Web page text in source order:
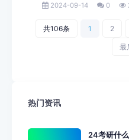
2024-09-14 0
共106条 1 2
最
热门资讯
24考研什